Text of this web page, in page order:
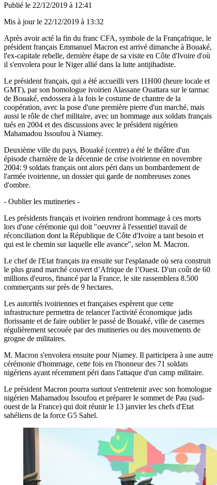
Publié le 22/12/2019 à 12:41
Mis à jour le 22/12/2019 à 13:32
Après avoir acté la fin du franc CFA, symbole de la Françafrique, le
président français Emmanuel Macron est arrivé dimanche à Bouaké,
l'ex-capitale rebelle, dernière étape de sa visite en Côte d'Ivoire d'où
il s'envolera pour le Niger allié dans la lutte antijihadiste.
Le président français, qui a été accueilli vers 11H00 (heure locale et
GMT), par son homologue ivoirien Alassane Ouattara sur le tarmac
de Bouaké, endossera à la fois le costume de chantre de la
coopération, avec la pose d'une première pierre d'un marché, mais
aussi le rôle de chef militaire, avec un hommage aux soldats français
tués en 2004 et des discussions avec le président nigérien
Mahamadou Issoufou à Niamey.
Deuxième ville du pays, Bouaké (centre) a été le théâtre d'un
épisode charnière de la décennie de crise ivoirienne en novembre
2004: 9 soldats français ont alors péri dans un bombardement de
l'armée ivoirienne, un dossier qui garde de nombreuses zones
d'ombre.
- Oublier les mutineries -
Les présidents français et ivoirien rendront hommage à ces morts
lors d'une cérémonie qui doit "oeuvrer à l'essentiel travail de
réconciliation dont la République de Côte d'Ivoire a tant besoin et
qui est le chemin sur laquelle elle avance", selon M. Macron.
Le chef de l'Etat français ira ensuite sur l'esplanade où sera construit
le plus grand marché couvert d’Afrique de l’Ouest. D'un coût de 60
millions d'euros, financé par la France, le site rassemblera 8.500
commerçants sur près de 9 hectares.
Les autorités ivoiriennes et françaises espèrent que cette
infrastructure permettra de relancer l'activité économique jadis
florissante et de faire oublier le passé de Bouaké, ville de casernes
régulièrement secouée par des mutineries ou des mouvements de
grogne de militaires.
M. Macron s'envolera ensuite pour Niamey. Il participera à une autre
cérémonie d'hommage, cette fois en l'honneur des 71 soldats
nigériens ayant récemment péri dans l'attaque d'un camp militaire.
Le président Macron pourra surtout s'entretenir avec son homologue
nigérien Mahamadou Issoufou et préparer le sommet de Pau (sud-
ouest de la France) qui doit réunir le 13 janvier les chefs d'Etat
sahéliens de la force G5 Sahel.